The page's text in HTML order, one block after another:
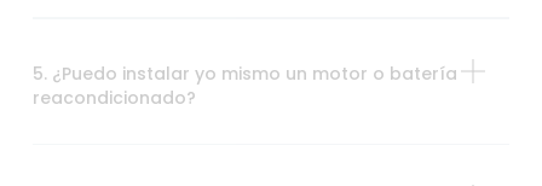
5. ¿Puedo instalar yo mismo un motor o batería
reacondicionado?